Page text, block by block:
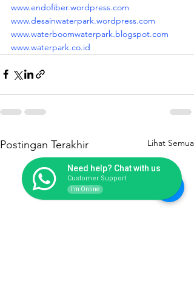
www.endofiber.wordpress.com
www.desainwaterpark.wordpress.com
www.waterboomwaterpark.blogspot.com
www.waterpark.co.id
Postingan Terakhir Lihat Semua
Need help? Chat with us
Customer Support
I'm Online